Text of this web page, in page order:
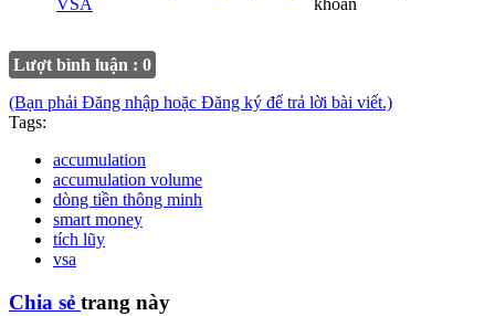
VSA
khoán
Lượt bình luận : 0
(Bạn phải Đăng nhập hoặc Đăng ký để trả lời bài viết.)
Tags:
accumulation
accumulation volume
dòng tiền thông minh
smart money
tích lũy
vsa
Chia sẻ trang này